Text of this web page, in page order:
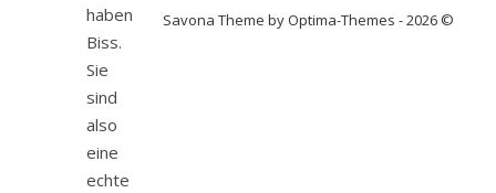
haben
Biss.
Sie
sind
also
eine
echte
Savona Theme by Optima-Themes - 2026 ©